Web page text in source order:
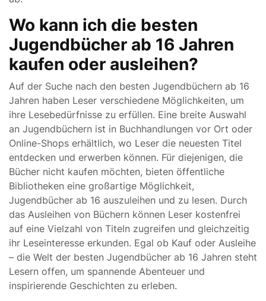
Wo kann ich die besten
Jugendbücher ab 16 Jahren
kaufen oder ausleihen?
Auf der Suche nach den besten Jugendbüchern ab 16
Jahren haben Leser verschiedene Möglichkeiten, um
ihre Lesebedürfnisse zu erfüllen. Eine breite Auswahl
an Jugendbüchern ist in Buchhandlungen vor Ort oder
Online-Shops erhältlich, wo Leser die neuesten Titel
entdecken und erwerben können. Für diejenigen, die
Bücher nicht kaufen möchten, bieten öffentliche
Bibliotheken eine großartige Möglichkeit,
Jugendbücher ab 16 auszuleihen und zu lesen. Durch
das Ausleihen von Büchern können Leser kostenfrei
auf eine Vielzahl von Titeln zugreifen und gleichzeitig
ihr Leseinteresse erkunden. Egal ob Kauf oder Ausleihe
– die Welt der besten Jugendbücher ab 16 Jahren steht
Lesern offen, um spannende Abenteuer und
inspirierende Geschichten zu erleben.